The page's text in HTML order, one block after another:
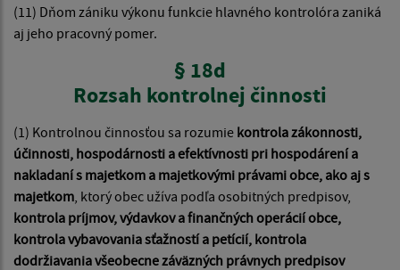
(11) Dňom zániku výkonu funkcie hlavného kontrolóra zaniká
aj jeho pracovný pomer.
§ 18d
Rozsah kontrolnej činnosti
(1) Kontrolnou činnosťou sa rozumie kontrola zákonnosti,
účinnosti, hospodárnosti a efektívnosti pri hospodárení a
nakladaní s majetkom a majetkovými právami obce, ako aj s
majetkom , ktorý obec užíva podľa osobitných predpisov,
kontrola príjmov, výdavkov a finančných operácií obce,
kontrola vybavovania sťažností a petícií, kontrola
dodržiavania všeobecne záväzných právnych predpisov